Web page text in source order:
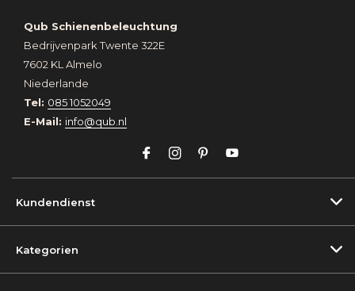
Qub Schienenbeleuchtung
Bedrijvenpark Twente 322E
7602 KL Almelo
Niederlande
Tel: 085 1052049
E-Mail: info@qub.nl
Kundendienst
Kategorien